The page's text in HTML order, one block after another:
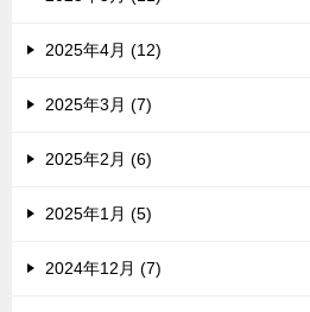
2025年4月 (12)
2025年3月 (7)
2025年2月 (6)
2025年1月 (5)
2024年12月 (7)